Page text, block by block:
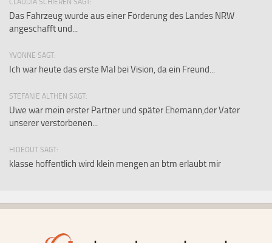
CLAUDIA SCHIEREN SAGT:
Das Fahrzeug wurde aus einer Förderung des Landes NRW
angeschafft und...
YVONNE SAGT:
Ich war heute das erste Mal bei Vision, da ein Freund...
STEFANIE ALTHEN SAGT:
Uwe war mein erster Partner und später Ehemann,der Vater
unserer verstorbenen...
HIDEOUT SAGT:
klasse hoffentlich wird klein mengen an btm erlaubt mir